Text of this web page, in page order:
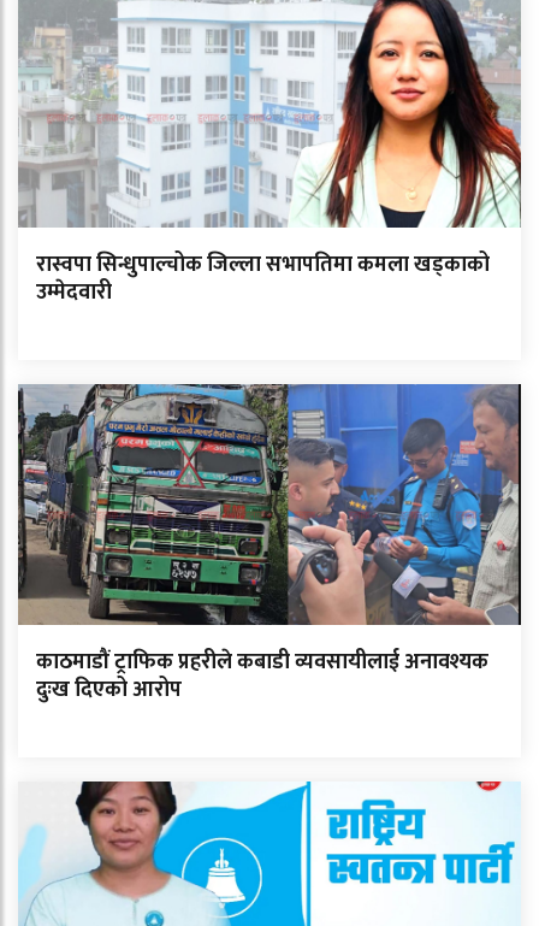
रास्वपा सिन्धुपाल्चोक जिल्ला सभापतिमा कमला खड्काको
उम्मेदवारी
काठमाडौं ट्राफिक प्रहरीले कबाडी व्यवसायीलाई अनावश्यक
दुःख दिएको आरोप